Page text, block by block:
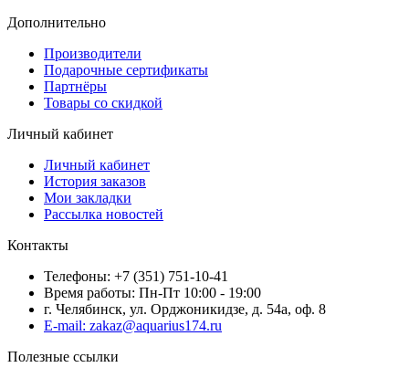
Дополнительно
Производители
Подарочные сертификаты
Партнёры
Товары со скидкой
Личный кабинет
Личный кабинет
История заказов
Мои закладки
Рассылка новостей
Контакты
Телефоны: +7 (351) 751-10-41
Время работы: Пн-Пт 10:00 - 19:00
г. Челябинск, ул. Орджоникидзе, д. 54а, оф. 8
E-mail: zakaz@aquarius174.ru
Полезные ссылки